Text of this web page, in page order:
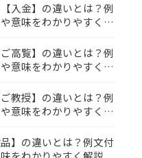
【入金】の違いとは？例
意味をわかりやすく解
ご高覧】の違いとは？例
意味をわかりやすく解
ご教授】の違いとは？例
意味をわかりやすく解
品】の違いとは？例文付